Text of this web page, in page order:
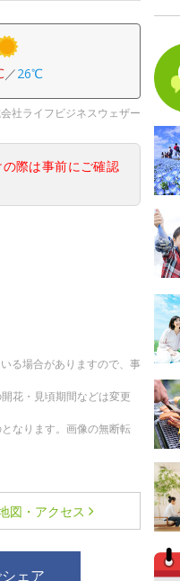
／26℃
社ライフビジネスウェザー
際は事前にご確認
る場合がありますので、事
花・見頃期間などは変更
なります。画像の無断転
図・アクセス
ェア